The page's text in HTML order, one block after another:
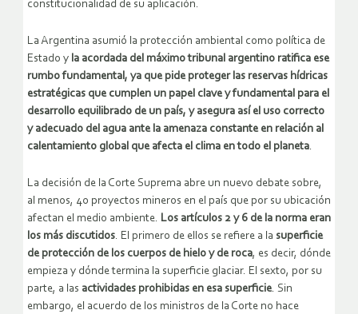
constitucionalidad de su aplicación.
La Argentina asumió la protección ambiental como política de
Estado y la acordada del máximo tribunal argentino ratifica ese
rumbo fundamental, ya que pide proteger las reservas hídricas
estratégicas que cumplen un papel clave y fundamental para el
desarrollo equilibrado de un país, y asegura así el uso correcto
y adecuado del agua ante la amenaza constante en relación al
calentamiento global que afecta el clima en todo el planeta.
La decisión de la Corte Suprema abre un nuevo debate sobre,
al menos, 40 proyectos mineros en el país que por su ubicación
afectan el medio ambiente. Los artículos 2 y 6 de la norma eran
los más discutidos. El primero de ellos se refiere a la superficie
de protección de los cuerpos de hielo y de roca, es decir, dónde
empieza y dónde termina la superficie glaciar. El sexto, por su
parte, a las actividades prohibidas en esa superficie. Sin
embargo, el acuerdo de los ministros de la Corte no hace